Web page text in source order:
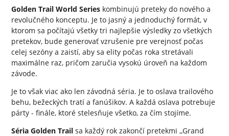
Golden Trail World Serieskombinujú preteky do nového a
revolučného konceptu. Je to jasný a jednoduchý formát, v
ktorom sa počítajú všetky tri najlepšie výsledky zo všetkých
pretekov, bude generovať vzrušenie pre verejnosť počas
celej sezóny a zaistí, aby sa elity počas roka stretávali
maximálne raz, pričom zaručia vysokú úroveň na každom
závode.
Je to však viac ako len závodná séria. Je to oslava trailového
behu, bežeckých tratí a fanúšikov. A každá oslava potrebuje
párty - finále, ktoré stelesňuje všetko, za čím stojíme.
Séria Golden Trailsa každý rok zakončí pretekmi ,,Grand